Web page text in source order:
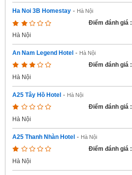
Ha Noi 3B Homestay - Hà Nội
Điểm đánh giá :
Hà Nội
An Nam Legend Hotel - Hà Nội
Điểm đánh giá :
Hà Nội
A25 Tây Hồ Hotel - Hà Nội
Điểm đánh giá :
Hà Nội
A25 Thanh Nhàn Hotel - Hà Nội
Điểm đánh giá :
Hà Nội